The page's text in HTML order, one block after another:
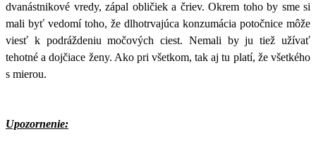
dvanástnikové vredy, zápal obličiek a čriev. Okrem toho by sme si
mali byť vedomí toho, že dlhotrvajúca konzumácia potočnice môže
viesť k podráždeniu močových ciest. Nemali by ju tiež užívať
tehotné a dojčiace ženy. Ako pri všetkom, tak aj tu platí, že všetkého
s mierou.
Upozornenie: